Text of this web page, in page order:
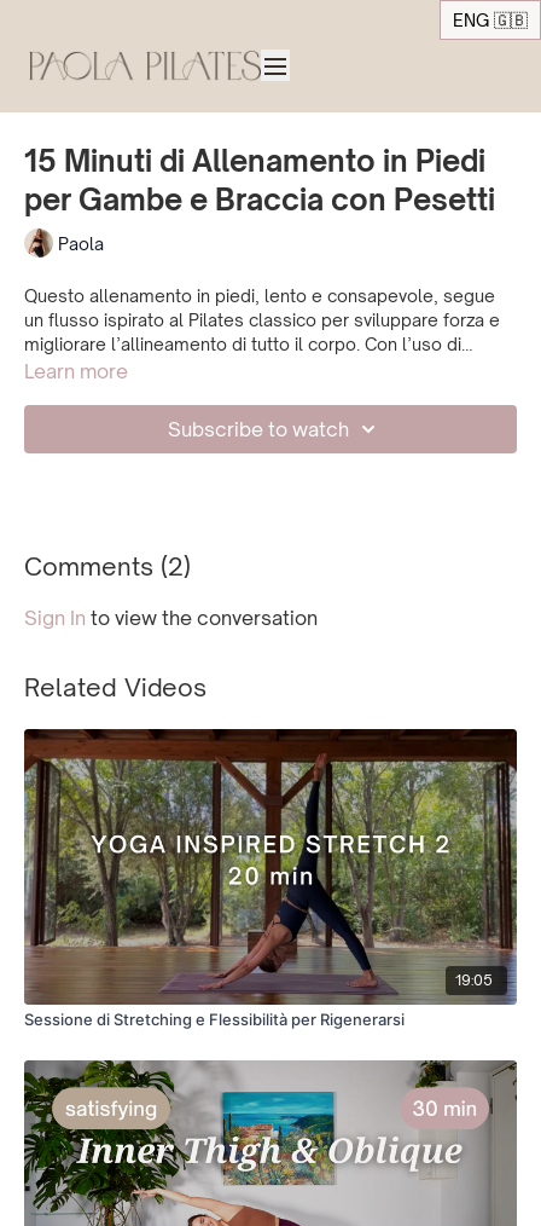
ENG 🇬🇧
15 Minuti di Allenamento in Piedi
per Gambe e Braccia con Pesetti
Paola
Questo allenamento in piedi, lento e consapevole, segue
un flusso ispirato al Pilates classico per sviluppare forza e
migliorare l’allineamento di tutto il corpo. Con l’uso di
pesetti leggeri, attiviamo dolcemente gambe e braccia
dall’interno attraverso movimenti precisi e controllati. Una
Learn more
Subscribe to watch
Comments (2)
Sign In to view the conversation
Related Videos
19:05
Sessione di Stretching e Flessibilità per Rigenerarsi